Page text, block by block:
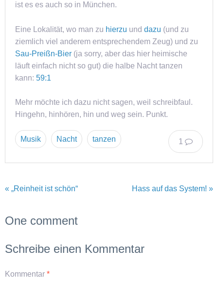
ist es es auch so in München.
Eine Lokalität, wo man zu hierzu und dazu (und zu
ziemlich viel anderem entsprechendem Zeug) und zu
Sau-Preißn-Bier (ja sorry, aber das hier heimische
läuft einfach nicht so gut) die halbe Nacht tanzen
kann: 59:1
Mehr möchte ich dazu nicht sagen, weil schreibfaul.
Hingehn, hinhören, hin und weg sein. Punkt.
1
Musik Nacht tanzen
« „Reinheit ist schön“ Hass auf das System! »
One comment
Schreibe einen Kommentar
Kommentar *